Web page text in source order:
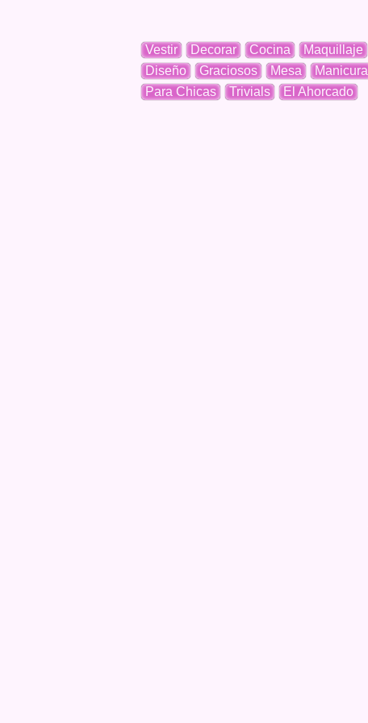
Vestir Decorar Cocina Maquillaje
Diseño
Graciosos Mesa Manicura
Para Chicas
Trivials El Ahorcado